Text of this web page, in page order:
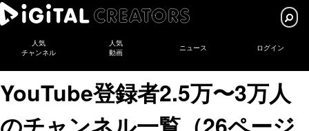
人気
チャンネル
人気
動画
ニュース ログイン
YouTube登録者2.5万〜3万人